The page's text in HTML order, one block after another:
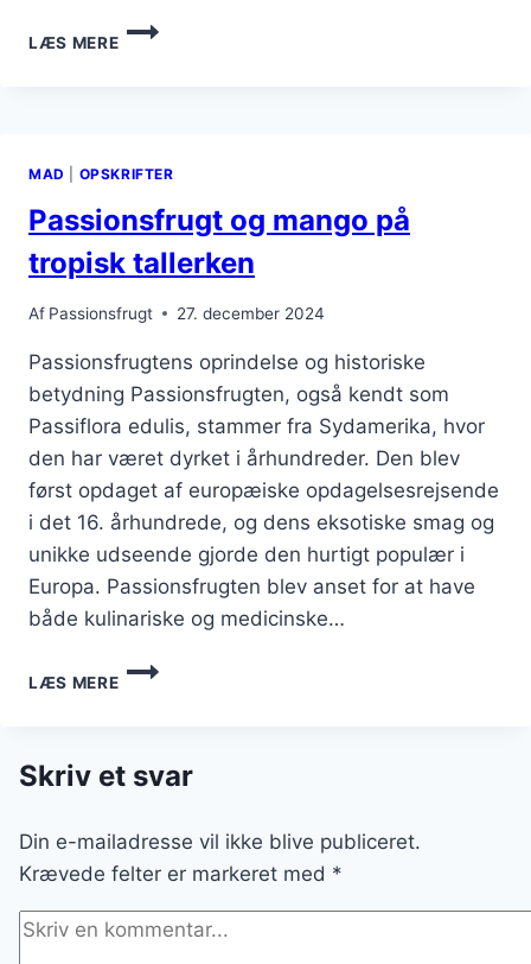
LÆS MERE
PASSIONSFRUGT
OPSKRIFT
MAD OPSKRIFTER
Passionsfrugt og mango på
tropisk tallerken
Af Passionsfrugt 27. december 2024
Passionsfrugtens oprindelse og historiske
betydning Passionsfrugten, også kendt som
Passiflora edulis, stammer fra Sydamerika, hvor
den har været dyrket i århundreder. Den blev
først opdaget af europæiske opdagelsesrejsende
i det 16. århundrede, og dens eksotiske smag og
unikke udseende gjorde den hurtigt populær i
Europa. Passionsfrugten blev anset for at have
både kulinariske og medicinske…
LÆS MERE
PASSIONSFRUGT
OG
TROPISK
TALLERKEN
Skriv et svar
Din e-mailadresse vil ikke blive publiceret.
Krævede felter er markeret med *